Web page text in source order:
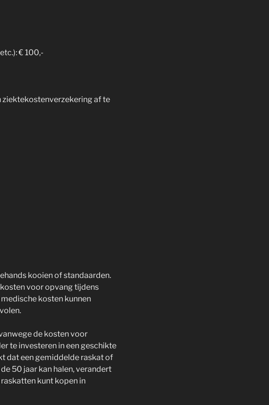
€ 100,-
ziektekostenverzekering af te
kooien of standaarden.
voor opvang tijdens
kosten kunnen
de kosten voor
te investeren in een geschikte
dat een gemiddelde raskat of
50 jaar kan halen, verandert
kunt kopen in